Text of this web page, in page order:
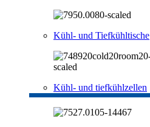
Kühl- und Tiefkühltische
Kühl- und tiefkühlzellen